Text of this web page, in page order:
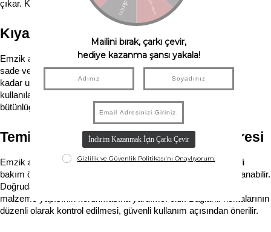
çıkar. Kullanılan boyalar ve bağlantı parçaları toksik madde içermez.
Kıyafet ve Aksesuar Uyumu
Emzik askıları, bebeklerin günlük giyim tarzına uyum sağlayacak
sade ve dengeli tasarımlara sahiptir. Nötr tonlardan pastel renklere
kadar uzanan renk seçenekleri, farklı kıyafet kombinleriyle rahatlıkla
kullanılabilir. Bu sayede emzik askısı yalnızca işlevsel değil, görsel
bütünlüğü destekleyen bir aksesuar haline gelir.
Temizlik, Dayanıklılık ve Kullanım Süresi
Emzik askılarının hijyenik ve uzun ömürlü kalması için düzenli
bakım önemlidir. Nemli bir bezle silinerek günlük temizlik sağlanabilir.
Doğrudan güneş ışığına ve aşırı ısıya maruz bırakılmaması,
malzeme yapısının korunmasına yardımcı olur. Bağlantı noktalarının
düzenli olarak kontrol edilmesi, güvenli kullanım açısından önerilir.